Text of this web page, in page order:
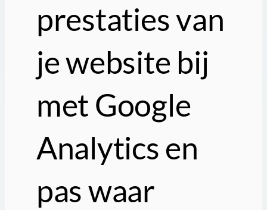
prestaties van
je website bij
met Google
Analytics en
pas waar